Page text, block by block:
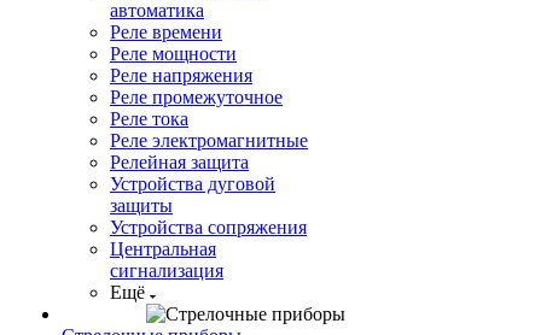
автоматика
Реле времени
Реле мощности
Реле напряжения
Реле промежуточное
Реле тока
Реле электромагнитные
Релейная защита
Устройства дуговой
защиты
Устройства сопряжения
Центральная
сигнализация
Ещё